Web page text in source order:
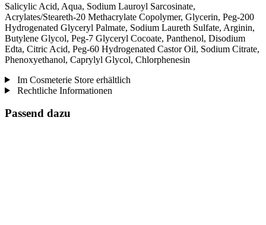
Salicylic Acid, Aqua, Sodium Lauroyl Sarcosinate,
Acrylates/Steareth-20 Methacrylate Copolymer, Glycerin, Peg-200
Hydrogenated Glyceryl Palmate, Sodium Laureth Sulfate, Arginin,
Butylene Glycol, Peg-7 Glyceryl Cocoate, Panthenol, Disodium
Edta, Citric Acid, Peg-60 Hydrogenated Castor Oil, Sodium Citrate,
Phenoxyethanol, Caprylyl Glycol, Chlorphenesin
Im Cosmeterie Store erhältlich
Rechtliche Informationen
Passend dazu